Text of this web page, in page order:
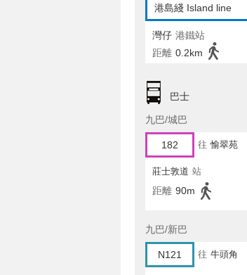
港島綫 Island line
灣仔 港鐵站
距離 0.2km
巴士
九巴/城巴
182 往 愉翠苑
莊士敦道 站
距離 90m
九巴/新巴
N121 往 牛頭角